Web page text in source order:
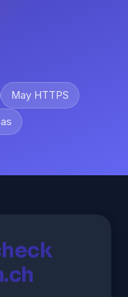
May HTTPS